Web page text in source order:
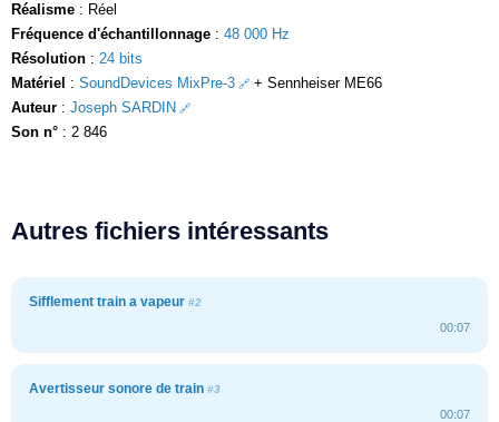
Réalisme : Réel
Fréquence d'échantillonnage : 48 000 Hz
Résolution : 24 bits
Matériel : SoundDevices MixPre-3
+ Sennheiser ME66
Auteur : Joseph SARDIN
Son n° : 2 846
Autres fichiers intéressants
Sifflement train a vapeur #2
00:07
Avertisseur sonore de train #3
00:07